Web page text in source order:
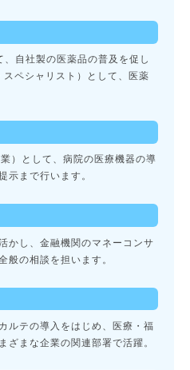
自社製の医薬品の普及を促し
ペシャリスト）として、医薬
）として、病院の医療機器の導
示まで行います。
かし、金融機関のマネーコンサ
般の相談を担います。
ルテの導入をはじめ、医療・福
ざまな企業の関連部署で活躍。